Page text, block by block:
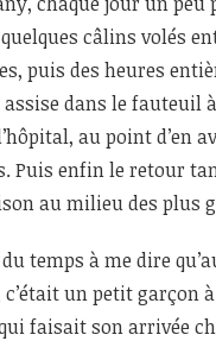
quelques câlins volés
puis des heures
assise dans le fauteuil
au point d’en
Puis enfin le retour
au milieu des plus
temps à me dire
c’était un petit garçon
faisait son arrivée